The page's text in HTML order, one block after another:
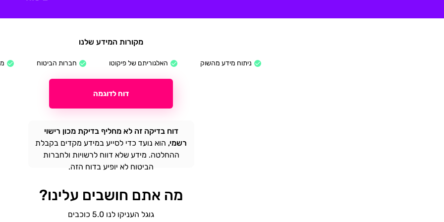
מקורות המידע שלנו
ניתוח מידע מהשוק האלגוריתם של פיקוטו חברות הביטוח
דוח לדוגמה
דוח בדיקה זה לא מחליף בדיקת מכון רישוי
רשמי, הוא נועד כדי לסייע במידע מקדים בקבלת
ההחלטה. מידע שלא דווח לרשויות ולחברות
הביטוח לא יופיע בדוח הזה.
מה אתם חושבים עלינו?
גוגל העניקו לנו 5.0 כוכבים